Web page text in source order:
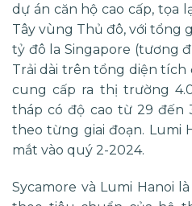
dự án căn hộ cao cấp, tọa
Tây vùng Thủ đô, với tổng
tỷ đô la Singapore (tương
Trải dài trên tổng diện tích
cung cấp ra thị trường
tháp có độ cao từ 29 đến
theo từng giai đoạn. Lumi
mắt vào quý 2-2024.
Sycamore và Lumi Hanoi